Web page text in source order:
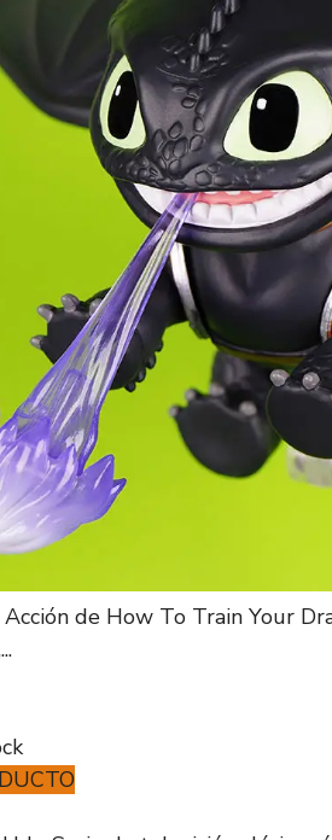
de How To Train Your